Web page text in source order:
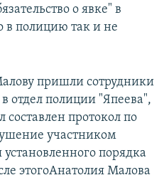
о явке" в
в полицию так и не
пришли сотрудники
отдел полиции "Япеева",
протокол по
участником
порядка
этогоАнатолия Малова